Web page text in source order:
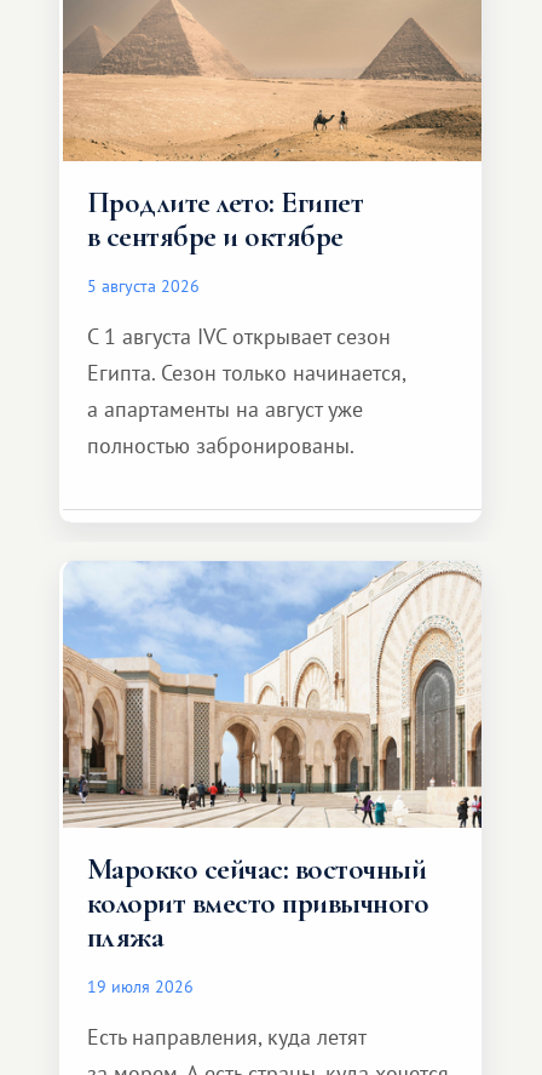
Продлите лето: Египет
в сентябре и октябре
5 августа 2026
С 1 августа IVC открывает сезон
Египта. Сезон только начинается,
а апартаменты на август уже
полностью забронированы.
Марокко сейчас: восточный
колорит вместо привычного
пляжа
19 июля 2026
Есть направления, куда летят